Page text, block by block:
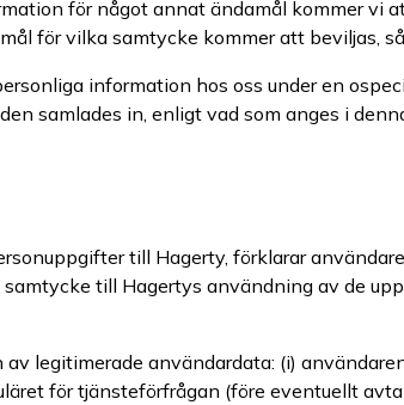
för något annat ändamål kommer vi
för vilka samtycke kommer att beviljas,
information hos oss under en
samlades in, enligt vad som anges i
till Hagerty, förklarar
till Hagertys användning av de
legitimerade användardata: (i)
för tjänsteförfrågan (före eventuellt